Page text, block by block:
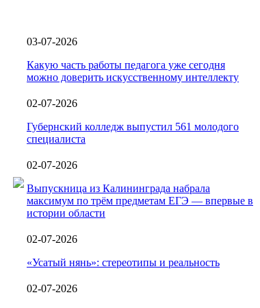
03-07-2026
Какую часть работы педагога уже сегодня
можно доверить искусственному интеллекту
02-07-2026
Губернский колледж выпустил 561 молодого
специалиста
02-07-2026
Выпускница из Калининграда набрала
максимум по трём предметам ЕГЭ — впервые в
истории области
02-07-2026
«Усатый нянь»: стереотипы и реальность
02-07-2026